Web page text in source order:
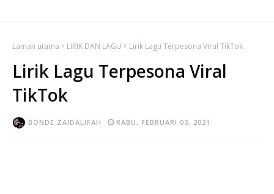
Laman utama LIRIK DAN LAGU Lirik Lagu Terpesona Viral TikTok
Lirik Lagu Terpesona Viral
TikTok
BONDE ZAIDALIFAH RABU, FEBRUARI 03, 2021